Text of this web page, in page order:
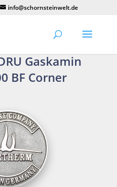
info@schornsteinwelt.de
Gaskamin
BF Corner